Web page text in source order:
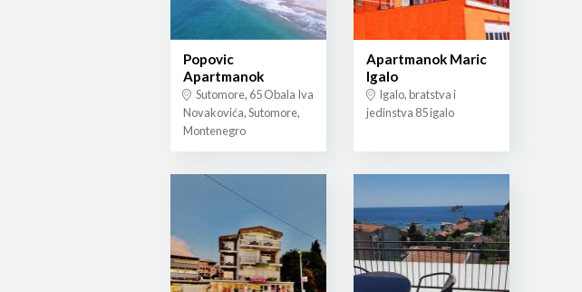
Popovic
Apartmanok
Sutomore, 65 Obala Iva
Novakovića, Sutomore,
Montenegro
Apartmanok Maric
Igalo
Igalo, bratstva i
jedinstva 85 igalo